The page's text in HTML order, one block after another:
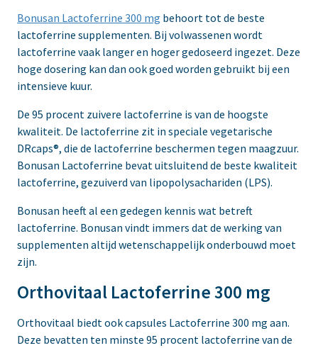
Bonusan Lactoferrine 300 mg behoort tot de beste
lactoferrine supplementen. Bij volwassenen wordt
lactoferrine vaak langer en hoger gedoseerd ingezet. Deze
hoge dosering kan dan ook goed worden gebruikt bij een
intensieve kuur.
De 95 procent zuivere lactoferrine is van de hoogste
kwaliteit. De lactoferrine zit in speciale vegetarische
DRcaps®, die de lactoferrine beschermen tegen maagzuur.
Bonusan Lactoferrine bevat uitsluitend de beste kwaliteit
lactoferrine, gezuiverd van lipopolysachariden (LPS).
Bonusan heeft al een gedegen kennis wat betreft
lactoferrine. Bonusan vindt immers dat de werking van
supplementen altijd wetenschappelijk onderbouwd moet
zijn.
Orthovitaal Lactoferrine 300 mg
Orthovitaal biedt ook capsules Lactoferrine 300 mg aan.
Deze bevatten ten minste 95 procent lactoferrine van de